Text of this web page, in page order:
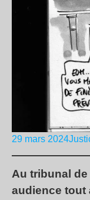
29 mars 2024
Au tribunal de
audience tout